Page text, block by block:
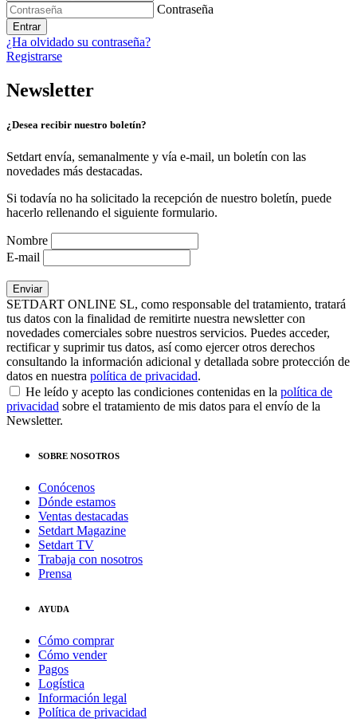
Contraseña
Entrar
¿Ha olvidado su contraseña?
Registrarse
Newsletter
¿Desea recibir nuestro boletín?
Setdart envía, semanalmente y vía e-mail, un boletín con las
novedades más destacadas.
Si todavía no ha solicitado la recepción de nuestro boletín, puede
hacerlo rellenando el siguiente formulario.
Nombre
E-mail
SETDART ONLINE SL, como responsable del tratamiento, tratará
tus datos con la finalidad de remitirte nuestra newsletter con
novedades comerciales sobre nuestros servicios. Puedes acceder,
rectificar y suprimir tus datos, así como ejercer otros derechos
consultando la información adicional y detallada sobre protección de
datos en nuestra política de privacidad.
He leído y acepto las condiciones contenidas en la política de
privacidad sobre el tratamiento de mis datos para el envío de la
Newsletter.
SOBRE NOSOTROS
Conócenos
Dónde estamos
Ventas destacadas
Setdart Magazine
Setdart TV
Trabaja con nosotros
Prensa
AYUDA
Cómo comprar
Cómo vender
Pagos
Logística
Información legal
Política de privacidad